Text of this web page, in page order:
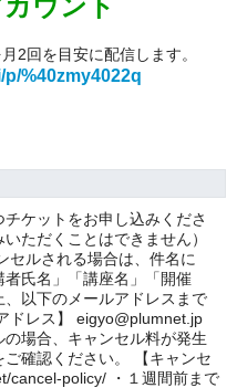
ウント
2回を目安に配信します。
%40zmy4022q
ケットをお申し込みくださ
ただくことはできません）
セルされる場合は、件名に
者氏名」「講座名」「開催
以下のメールアドレスまで
ドレス】 eigyo@plumnet.jp
の場合、キャンセル料が発生
確認ください。 【キャンセ
cancel-policy/ ・１週間前まで